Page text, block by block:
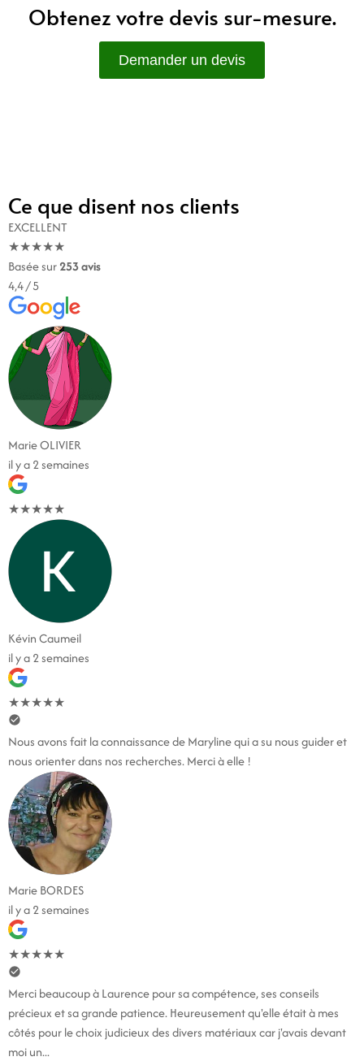
Obtenez votre devis sur-mesure.
Demander un devis
Ce que disent nos clients
EXCELLENT
★★★★★
Basée sur253 avis
4,4/ 5
Marie OLIVIER
il y a 2 semaines
★★★★★
Kévin Caumeil
il y a 2 semaines
★★★★★
Nous avons fait la connaissance de Maryline qui a su nous guider et
nous orienter dans nos recherches. Merci à elle !
Marie BORDES
il y a 2 semaines
★★★★★
Merci beaucoup à Laurence pour sa compétence, ses conseils
précieux et sa grande patience. Heureusement qu'elle était à mes
côtés pour le choix judicieux des divers matériaux car j'avais devant
moi un...